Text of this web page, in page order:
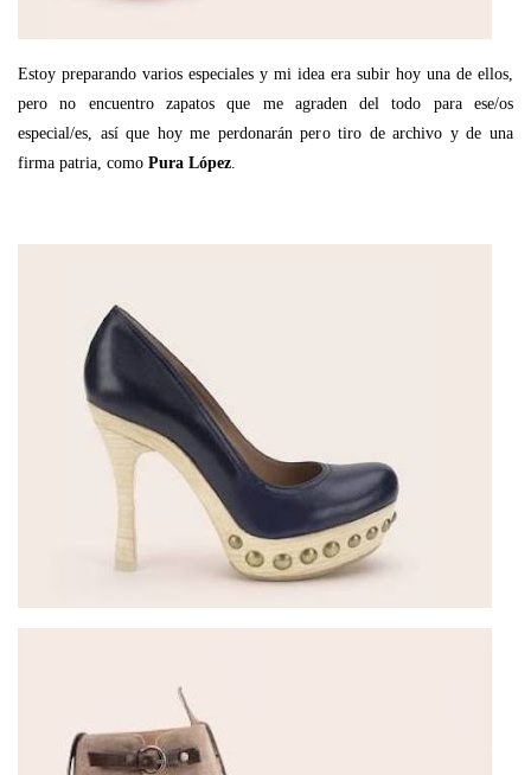
Estoy preparando varios especiales y mi idea era subir hoy una de ellos,
pero no encuentro zapatos que me agraden del todo para ese/os
especial/es, así que hoy me perdonarán pero tiro de archivo y de una
firma patria, como Pura López